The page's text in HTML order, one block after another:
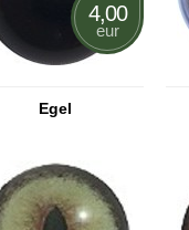
4,00
eur
Egel